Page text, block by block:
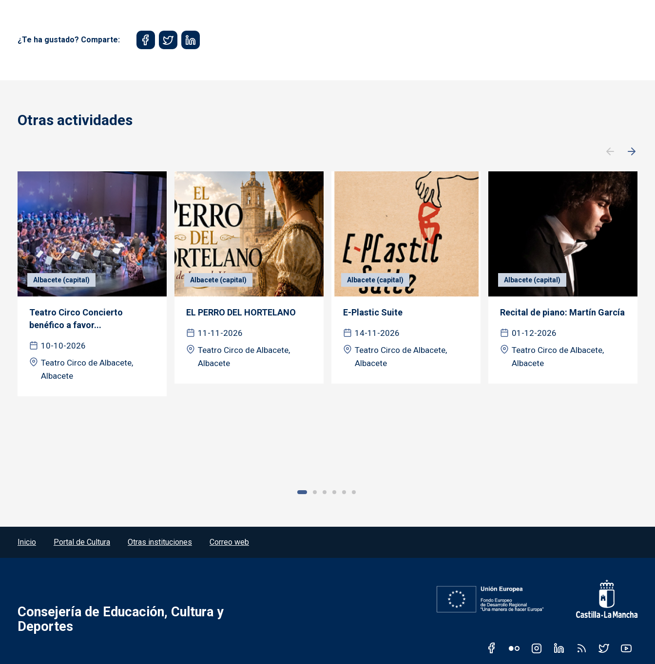
¿Te ha gustado? Comparte:
Otras actividades
Albacete (capital)
Teatro Circo Concierto
benéfico a favor...
10-10-2026
Teatro Circo de Albacete,
Albacete
Albacete (capital)
EL PERRO DEL HORTELANO
11-11-2026
Teatro Circo de Albacete,
Albacete
Albacete (capital)
E-Plastic Suite
14-11-2026
Teatro Circo de Albacete,
Albacete
Albacete (capital)
Recital de piano: Martín García
01-12-2026
Teatro Circo de Albacete,
Albacete
Menú del pie
Inicio Portal de Cultura Otras instituciones Correo web
Consejería de Educación, Cultura y
Deportes